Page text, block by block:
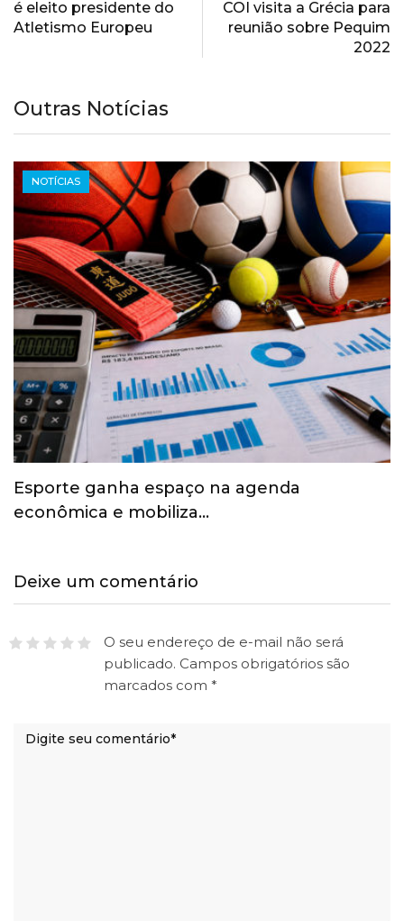
é eleito presidente do
Atletismo Europeu
COI visita a Grécia para
reunião sobre Pequim
2022
Outras Notícias
NOTÍCIAS
Esporte ganha espaço na agenda
econômica e mobiliza…
Deixe um comentário
O seu endereço de e-mail não será
publicado. Campos obrigatórios são
marcados com *